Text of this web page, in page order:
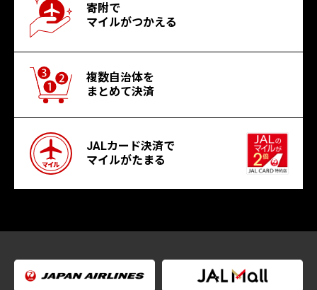
寄附で
マイルがつかえる
複数自治体を
まとめて決済
JALカード決済で
マイルがたまる